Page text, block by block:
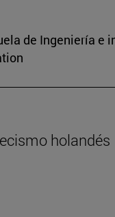
de Ingeniería e
holandés